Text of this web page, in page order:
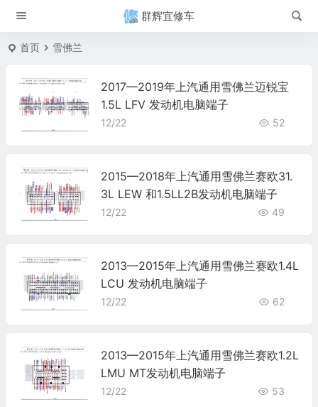
群辉宜修车
首页 雪佛兰
2017—2019年上汽通用雪佛兰迈锐宝
1.5L LFV 发动机电脑端子
12/22 52
2015—2018年上汽通用雪佛兰赛欧31.
3L LEW 和1.5LL2B发动机电脑端子
12/22 49
2013—2015年上汽通用雪佛兰赛欧1.4L
LCU 发动机电脑端子
12/22 62
2013—2015年上汽通用雪佛兰赛欧1.2L
LMU MT发动机电脑端子
12/22 53